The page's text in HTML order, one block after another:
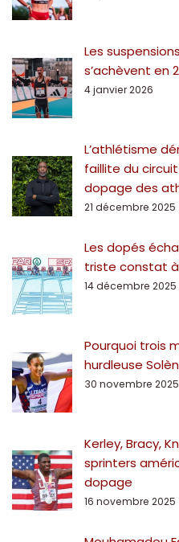
Les
s’achèvent en
4 janvier 2026
L’athlétisme
faillite du
dopage des
21 décembre 2025
Les dopés
triste constat à
14 décembre 2025
Pourquoi trois
hurdleuse
30 novembre 2025
Kerley, Bracy,
sprinters
dopage
16 novembre 2025